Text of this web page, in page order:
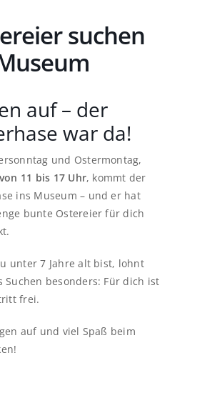
suchen
auf – der
war da!
und Ostermontag,
von 11 bis 17 Uhr, kommt der
ins Museum – und er hat
bunte Ostereier für dich
unter 7 Jahre alt bist, lohnt
Suchen besonders: Für dich ist
frei.
auf und viel Spaß beim